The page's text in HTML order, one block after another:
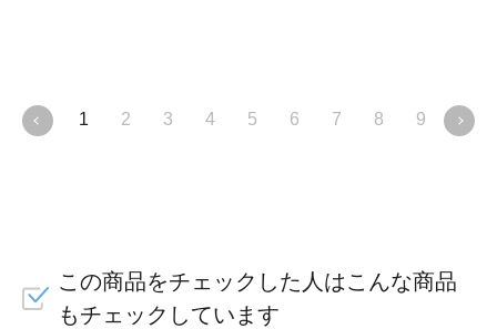
1 2 3 4 5 6 7 8 9 10
この商品をチェックした人はこんな商品
もチェックしています